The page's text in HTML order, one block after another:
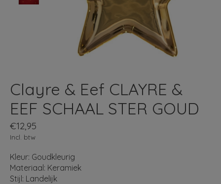
Clayre & Eef CLAYRE &
EEF SCHAAL STER GOUD
€12,95
Incl. btw
Kleur: Goudkleurig
Materiaal: Keramiek
Stijl: Landelijk